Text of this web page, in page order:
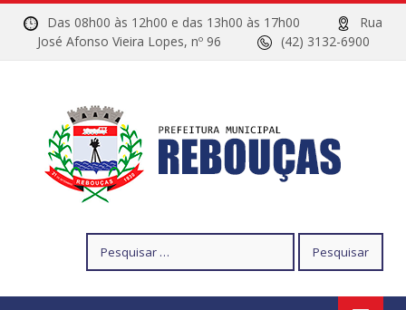
Das 08h00 às 12h00 e das 13h00 às 17h00
Rua
José Afonso Vieira Lopes, nº 96
(42) 3132-6900
por: